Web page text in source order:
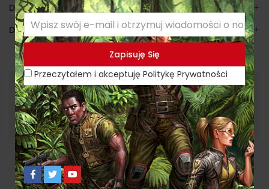
Dodatkowe informacje
Dostawa
Przeczytałem i akceptuję Politykę Prywatności
Przeczytałem i akceptuję Politykę Prywatności